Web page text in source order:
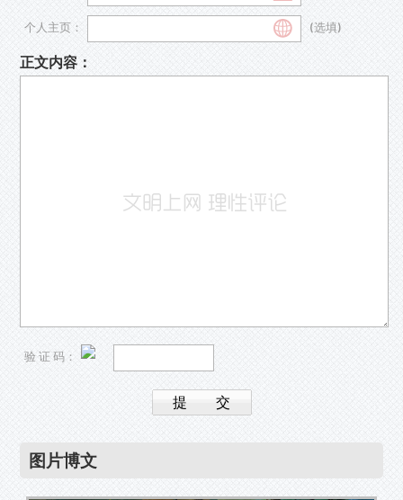
个人主页： (选填)
正文内容：
验 证 码：
图片博文